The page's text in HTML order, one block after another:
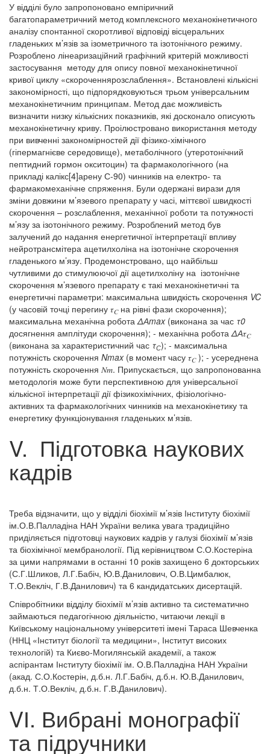
У відділі було запропоновано емпіричний
багатопараметричний метод комплексного механокінетичного
аналізу спонтанної скоротливої відповіді вісцеральних
гладеньких м’язів за ізометричного та ізотонічного режиму.
Розроблено лінеаризаційний графічний критерій можливості
застосування методу для опису повної механокінетичної
кривої циклу «скороченнярозслаблення». Встановлені кількісні
закономірності, що підпорядковуються трьом універсальним
механокінетичним принципам. Метод дає можливість
визначити низку кількісних показників, які досконало описують
механокінетичну криву. Проілюстровано використання методу
при вивченні закономірностей дії фізико-хімічного
(гіпермагнієве середовище), метаболічного (утеротонічний
пептидний гормон окситоцин) та фармакологічного (на
прикладі калікс[4]арену С-90) чинників на електро- та
фармакомеханічне спряження. Були одержані вирази для
зміни довжини м’язевого препарату у часі, міттєвої швидкості
скорочення – розслаблення, механічної роботи та потужності
м’язу за ізотонічного режиму. Розроблений метод був
залучений до надання енергетичної інтерпретації впливу
нейротрансмітера ацетилхоліна на ізотонічне скорочення
гладенького м’язу. Продемонстровано, що найбільш
чутливими до стимулюючої дії ацетилхоліну на ізотонічне
скорочення м’язевого препарату є такі механокінетичні та
енергетичні параметри: максимальна швидкість скорочення VC
(у часовій точці перегину 𝜏𝐶на рівні фази скорочення);
максимальна механічна роботаΔАmax (виконана за час τ0
досягнення амплітуди скорочення); - механічна роботаΔА𝜏𝐶
(виконана за характеристичний час τС); - максимальна
потужність скорочення Nmax(в момент часу 𝜏𝐶); - усереднена
потужність скорочення 𝑁𝑚. Припускається, що запропонованна
методологія може бути перспективною для універсальної
кількісної інтерпретації дії фізикохімічних, фізіологічно-
активних та фармакологічних чинників на механокінетику та
енергетику функціонування гладеньких м’язів.
V. Підготовка наукових
кадрів
Треба відзначити, що у відділі біохімії м’язів Інституту біохімії
ім.О.В.Палладіна НАН України велика увага традиційно
приділяється підготовці наукових кадрів у галузі біохімії м’язів
та біохімічної мембранології. Під керівництвом С.О.Костеріна
за цими напрямами в останні 10 років захищено 6 докторських
(С.Г.Шликов, Л.Г.Бабіч, Ю.В.Данилович, О.В.Цимбалюк,
Т.О.Векліч, Г.В.Данилович) та 6 кандидатських дисертацій.
Співробітники відділу біохімії м’язів активно та систематично
займаються педагогічною діяльністю, читаючи лекції в
Київському національному університеті імені Тараса Шевченка
(ННЦ «Інститут біології та медицини», Інститут високих
технологій) та Києво-Могилянській академії, а також
аспірантам Інституту біохімії ім. О.В.Палладіна НАН України
(акад. С.О.Костерін, д.б.н. Л.Г.Бабіч, д.б.н. Ю.В.Данилович,
д.б.н. Т.О.Векліч, д.б.н. Г.В.Данилович).
VІ. Вибрані монографії
та підручники